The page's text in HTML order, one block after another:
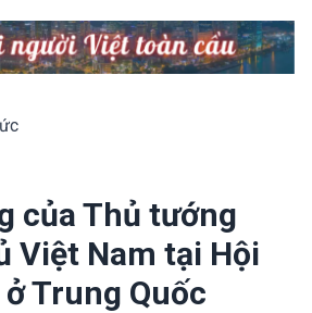
của Thủ tướng
Việt Nam tại Hội
ở Trung Quốc